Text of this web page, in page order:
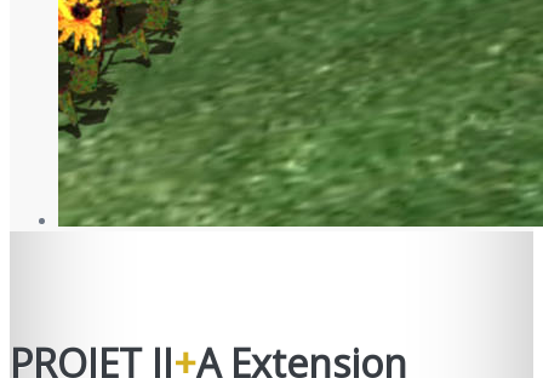
PROJET II+A Extension